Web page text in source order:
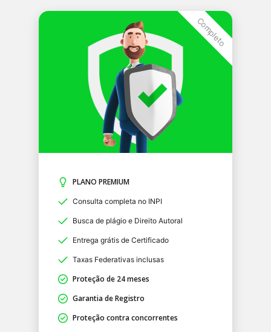
PLANO PREMIUM
Consulta completa no INPI
Busca de plágio e Direito Autoral
Entrega grátis de Certificado
Taxas Federativas inclusas
Proteção de 24 meses
Garantia de Registro
Proteção contra concorrentes
Completo